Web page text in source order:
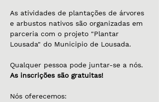
As atividades de plantações de árvores
e arbustos nativos são organizadas em
parceria com o projeto "Plantar
Lousada" do Municipio de Lousada.
Qualquer pessoa pode juntar-se a nós.
As inscrições são gratuitas!
Nós oferecemos: